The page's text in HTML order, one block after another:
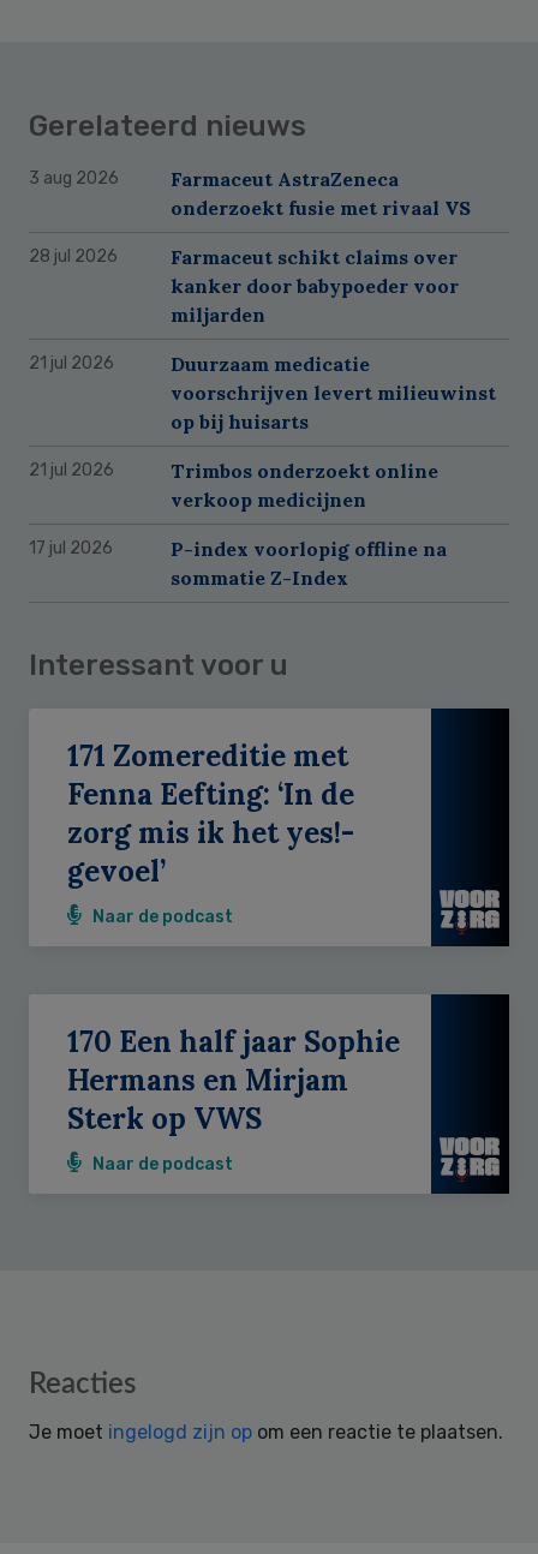
Gerelateerd nieuws
3 aug 2026
Farmaceut AstraZeneca
onderzoekt fusie met rivaal VS
28 jul 2026
Farmaceut schikt claims over
kanker door babypoeder voor
miljarden
21 jul 2026
Duurzaam medicatie
voorschrijven levert milieuwinst
op bij huisarts
21 jul 2026
Trimbos onderzoekt online
verkoop medicijnen
17 jul 2026
P-index voorlopig offline na
sommatie Z-Index
Interessant voor u
171 Zomereditie met
Fenna Eefting: ‘In de
zorg mis ik het yes!-
gevoel’
Naar de podcast
170 Een half jaar Sophie
Hermans en Mirjam
Sterk op VWS
Naar de podcast
Reader
Reacties
Je moet ingelogd zijn op om een reactie te plaatsen.